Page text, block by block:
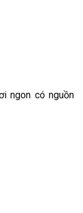
ngon có nguồn